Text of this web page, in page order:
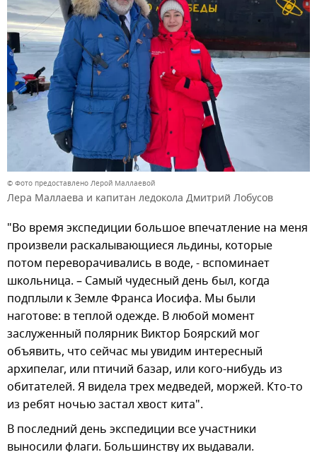
© Фото предоставлено Лерой Маллаевой
Лера Маллаева и капитан ледокола Дмитрий Лобусов
"Во время экспедиции большое впечатление на меня
произвели раскалывающиеся льдины, которые
потом переворачивались в воде, - вспоминает
школьница. – Самый чудесный день был, когда
подплыли к Земле Франса Иосифа. Мы были
наготове: в теплой одежде. В любой момент
заслуженный полярник Виктор Боярский мог
объявить, что сейчас мы увидим интересный
архипелаг, или птичий базар, или кого-нибудь из
обитателей. Я видела трех медведей, моржей. Кто-то
из ребят ночью застал хвост кита".
В последний день экспедиции все участники
выносили флаги. Большинству их выдавали.